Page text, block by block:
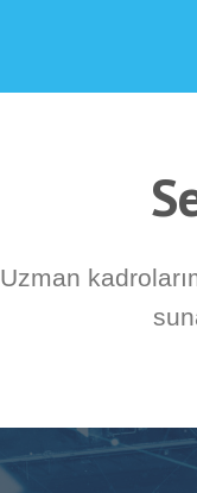
Uzman